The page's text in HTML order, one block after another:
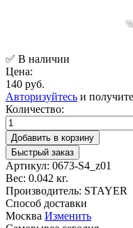
✅ В наличии
Цена:
140 руб.
Авторизуйтесь и
Количество:
Добавить в корзину
Быстрый заказ
Артикул: 0673-S4_z01
Вес: 0.042 кг.
Производитель: STAYER
Способ доставки
Москва Изменить